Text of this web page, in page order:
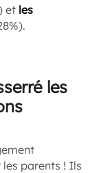
et les
les
parents ! Ils